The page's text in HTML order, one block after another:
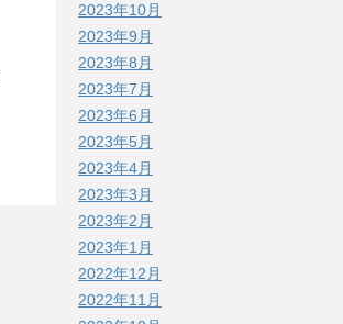
2023年10月
2023年9月
2023年8月
2023年7月
2023年6月
2023年5月
2023年4月
2023年3月
2023年2月
2023年1月
2022年12月
2022年11月